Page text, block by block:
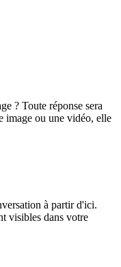
? Toute réponse sera
image ou une vidéo, elle
à partir d'ici.
visibles dans votre